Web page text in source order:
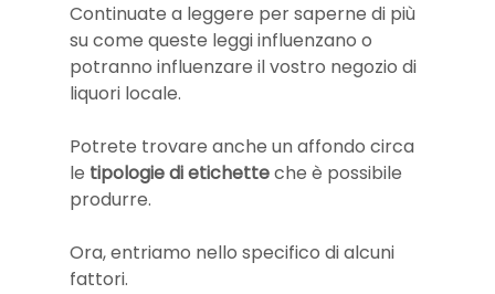
Continuate a leggere per saperne di più
su come queste leggi influenzano o
potranno influenzare il vostro negozio di
liquori locale.
Potrete trovare anche un affondo circa
le tipologie di etichette che è possibile
produrre.
Ora, entriamo nello specifico di alcuni
fattori.